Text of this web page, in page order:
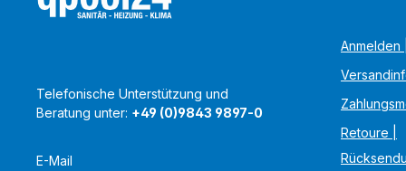
Telefonische Unterstützung und
Beratung unter: +49 (0)9843 9897-0
E-Mail
Anmelden
Retoure |